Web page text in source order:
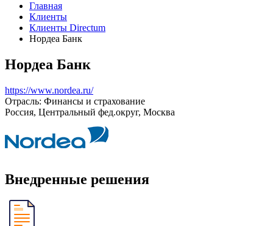
Главная
Клиенты
Клиенты Directum
Нордеа Банк
Нордеа Банк
https://www.nordea.ru/
Отрасль: Финансы и страхование
Россия, Центральный фед.округ, Москва
Внедренные решения